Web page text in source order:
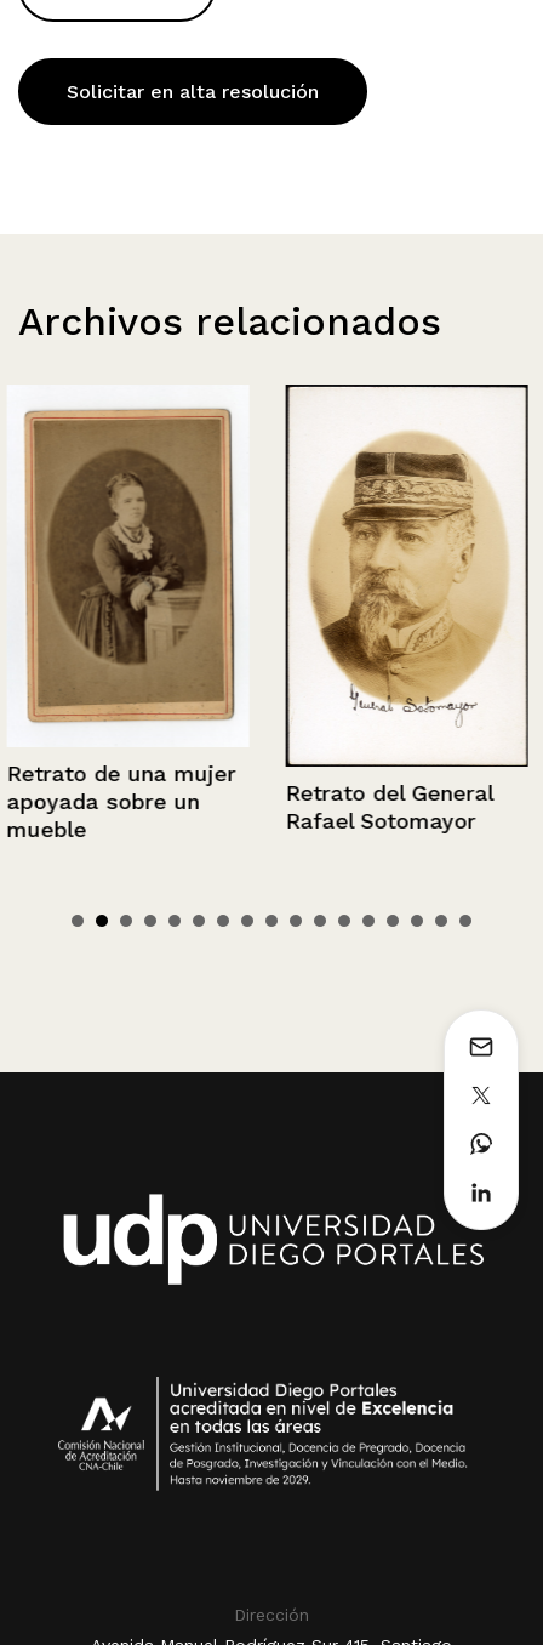
Solicitar en alta resolución
Archivos relacionados
Retrato de una mujer
apoyada sobre un
mueble
Retrato del General
Rafael Sotomayor
Dirección